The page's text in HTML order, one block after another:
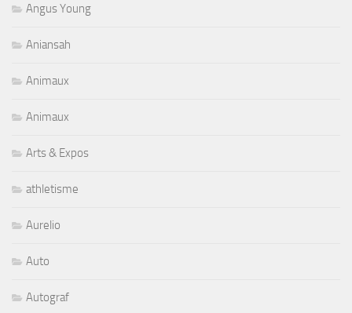
Angus Young
Aniansah
Animaux
Animaux
Arts & Expos
athletisme
Aurelio
Auto
Autograf